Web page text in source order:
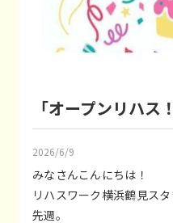
「オープンリハス
2026/6/9
みなさんこんにちは！
リハスワーク横浜鶴見ス
先週。